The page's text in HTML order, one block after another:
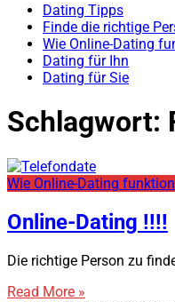
Dating Tipps
Finde die richtige
Wie Online-Dating
Dating für Ihn
Dating für Sie
Schlagwort:
Wie Online-Dating
Online-Dating !!!!
Die richtige Person zu
Read More »